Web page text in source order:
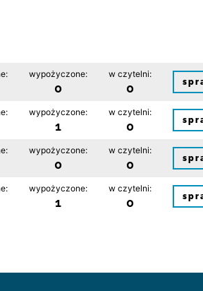
wypożyczone:
0
w czytelni:
0
wypożyczone:
1
w czytelni:
0
wypożyczone:
0
w czytelni:
0
wypożyczone:
1
w czytelni:
0